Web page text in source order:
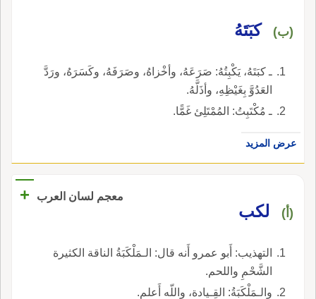
(ب) كبَتَهُ
ـ كبَتَهُ، يَكْبِتُهُ: صَرَعَهُ، وأخْزاهُ، وصَرَفَهُ، وكَسَرَهُ، ورَدَّ
العَدُوَّ بِغَيْظِهِ، وأذَلَّهُ.
ـ مُكْتَبِتُ: المُمْتَلِئ غَمًّا.
عرض المزيد
معجم لسان العرب +
(أ) لكب
التهذيب: أَبو عمرو أَنه قال: الـمَلْكَبَةُ الناقة الكثيرة
الشَّحْمِ واللحم.
والـمَلْكَبَةُ: القِـيادة، واللّه أَعلم.